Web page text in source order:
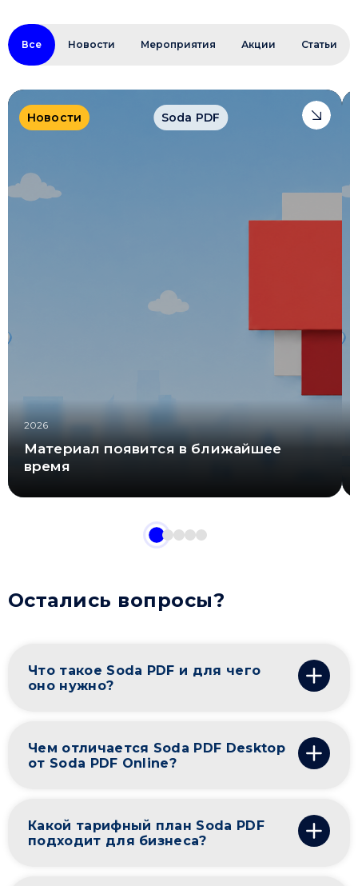
Все Новости Мероприятия Акции Статьи
Новости Soda PDF
2026
Материал появится в ближайшее
время
Остались вопросы?
Что такое Soda PDF и для чего
оно нужно?
Чем отличается Soda PDF Desktop
от Soda PDF Online?
Какой тарифный план Soda PDF
подходит для бизнеса?